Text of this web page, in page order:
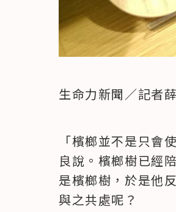
生命力新聞／記者
「檳榔並不是只
良說。檳榔樹已經
是檳榔樹，於是他
與之共處呢？